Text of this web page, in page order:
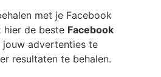
met je Facebook
hier de beste Facebook
jouw advertenties te
resultaten te behalen.